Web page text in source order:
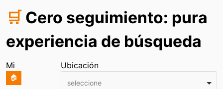
🛒 Cero seguimiento: pura
experiencia de búsqueda
Mi
🏠
Ubicación
seleccione